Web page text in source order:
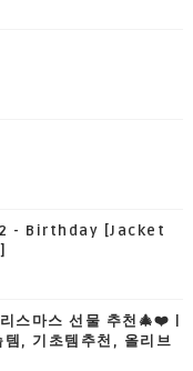
- Birthday [Jacket
스마스 선물 추천🎄❤️ |
, 기초템추천, 올리브